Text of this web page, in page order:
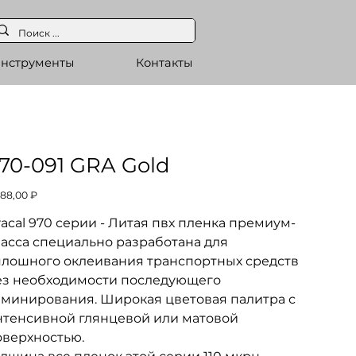
Контакты
091 GRA Gold
₽
970 серии - Литая пвх пленка премиум-
специально разработана для
оклеивания транспортных средств
необходимости последующего
Широкая цветовая палитра с
глянцевой или матовой